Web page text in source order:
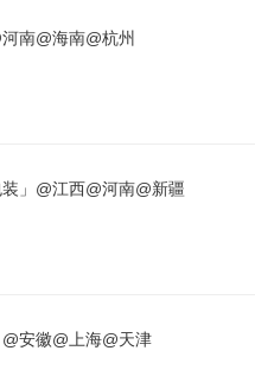
南@海南@杭州
」@江西@河南@新疆
安徽@上海@天津